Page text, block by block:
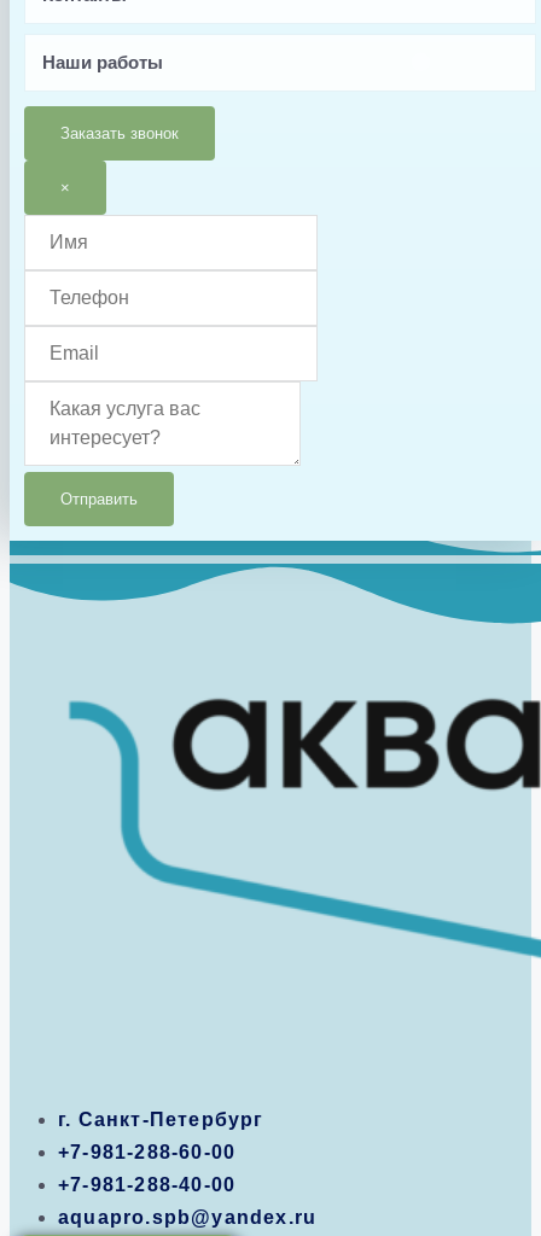
Наши работы
Заказать звонок
×
Отправить
0.23
Испания
6 месяцев
Тип запчасти
Подставка
г. Санкт-Петербург
+7-981-288-60-00
+7-981-288-40-00
aquapro.spb@yandex.ru